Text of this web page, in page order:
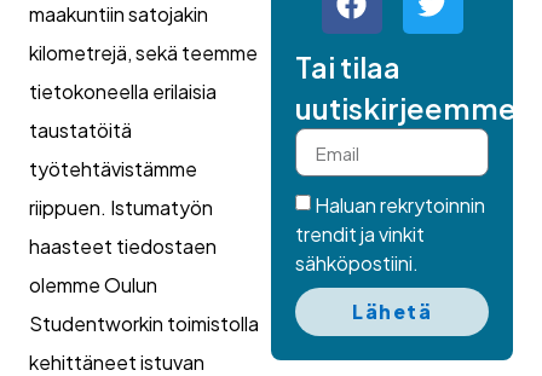
maakuntiin satojakin
kilometrejä, sekä teemme
tietokoneella erilaisia
taustatöitä
työtehtävistämme
riippuen. Istumatyön
haasteet tiedostaen
olemme Oulun
Studentworkin toimistolla
kehittäneet istuvan
Tai tilaa
uutiskirjeemme.
Haluan rekrytoinnin
trendit ja vinkit
sähköpostiini.
Lähetä